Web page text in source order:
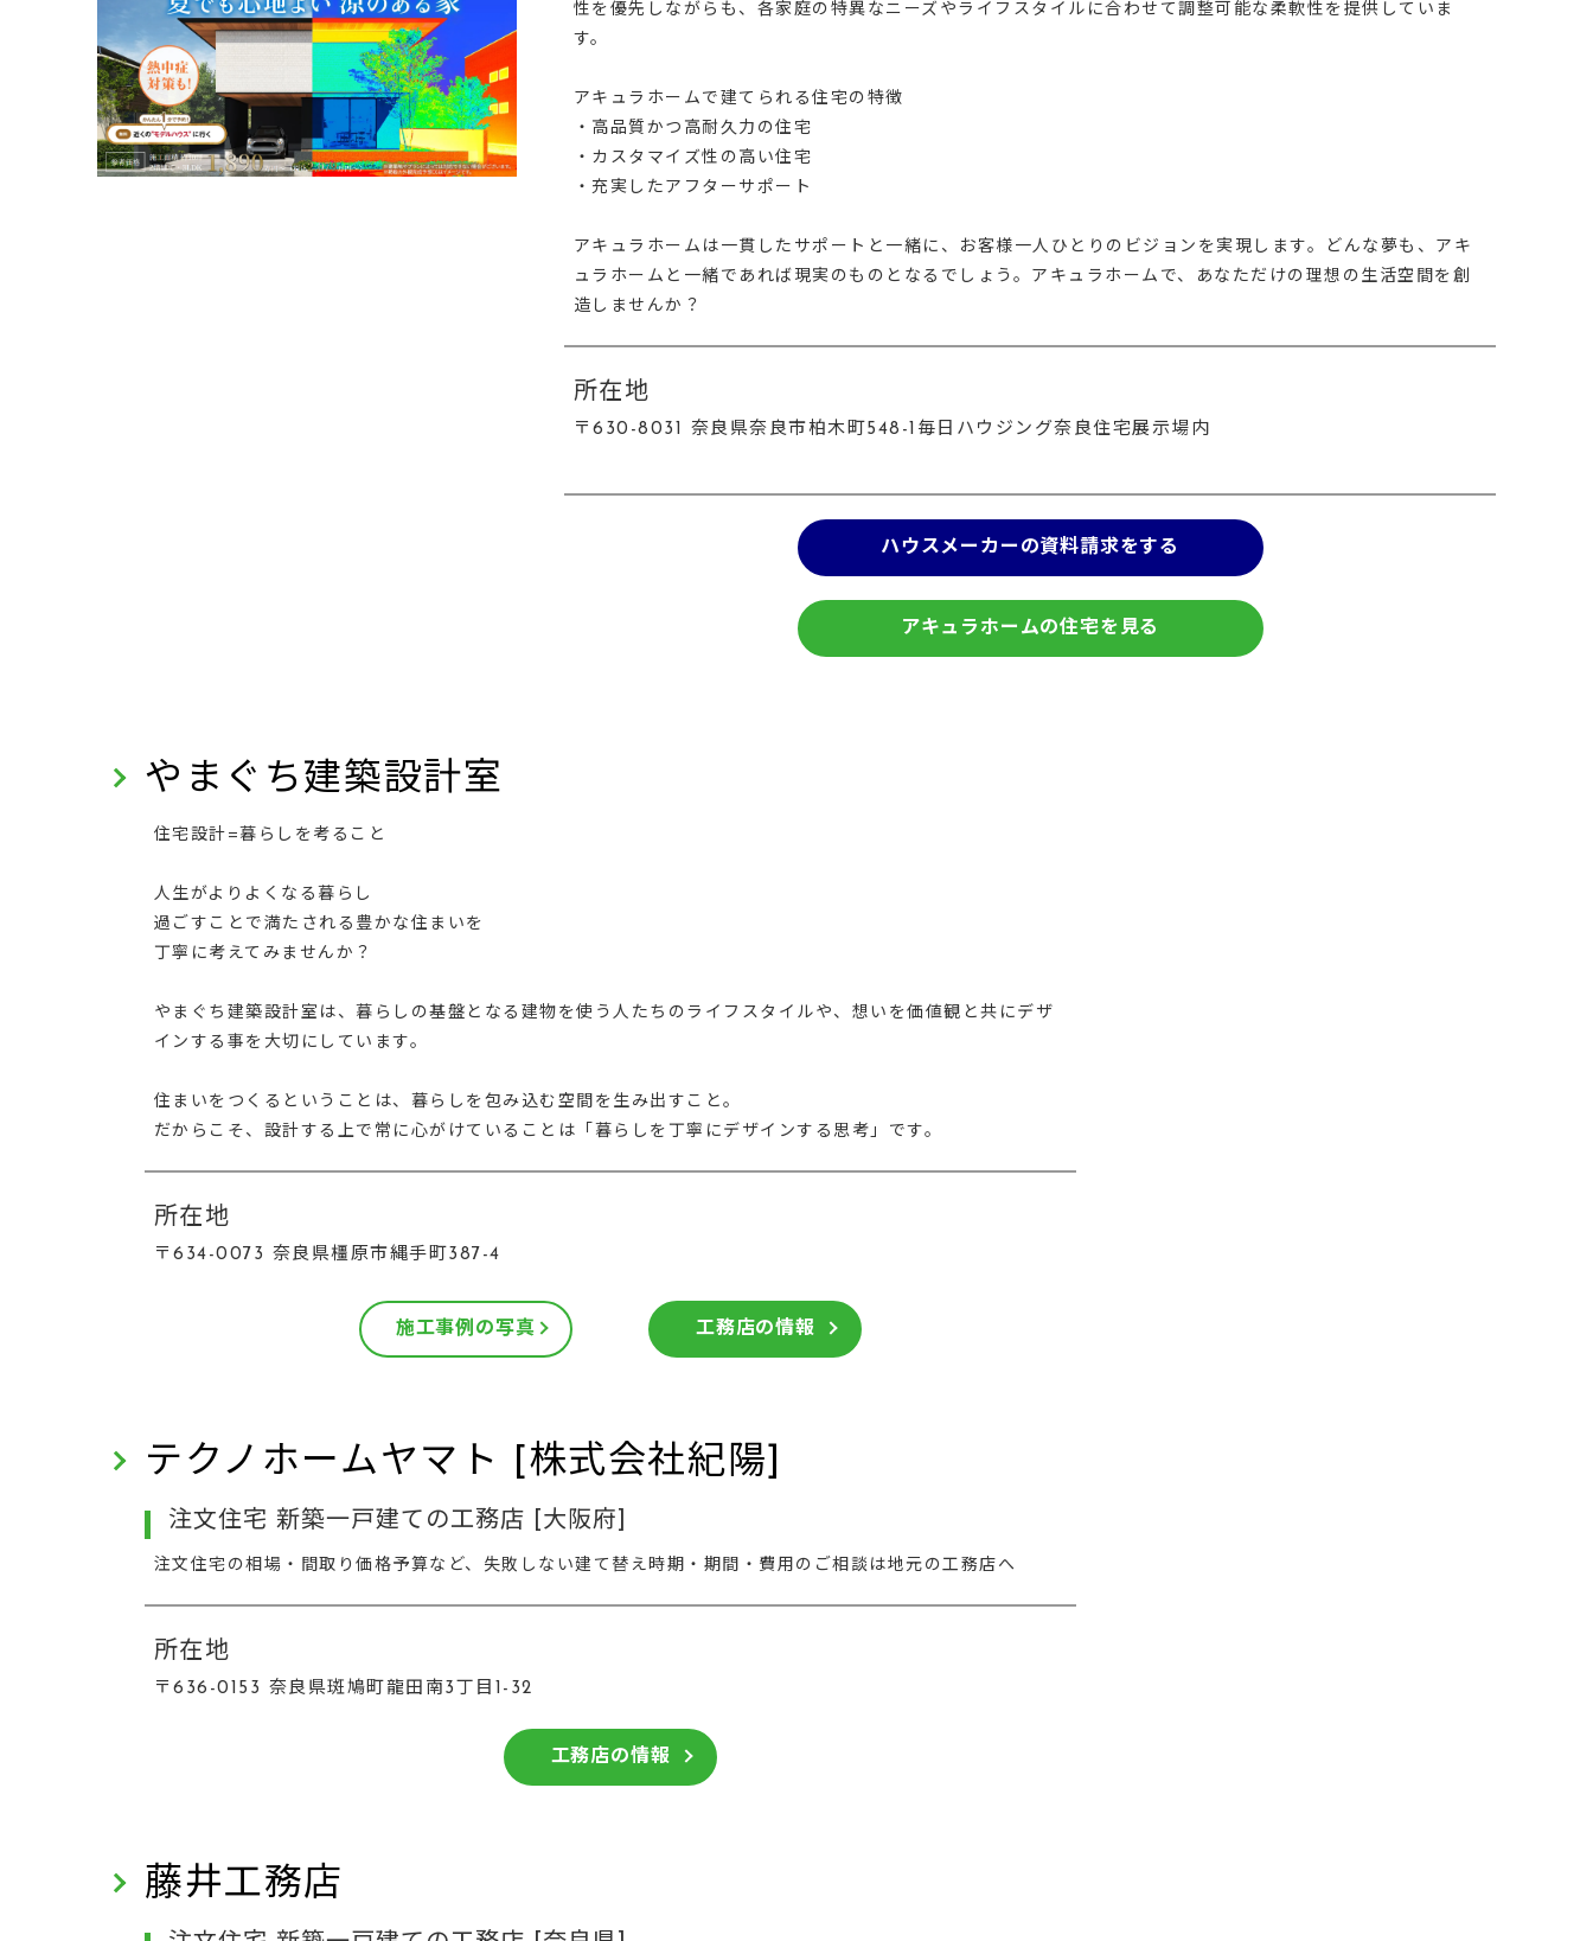
性を優先しながらも、各家庭の特異なニーズやライフスタイルに合わせて調整可能な柔軟性を提供していま
す。
アキュラホームで建てられる住宅の特徴
・高品質かつ高耐久力の住宅
・カスタマイズ性の高い住宅
・充実したアフターサポート
アキュラホームは一貫したサポートと一緒に、お客様一人ひとりのビジョンを実現します。どんな夢も、アキ
ュラホームと一緒であれば現実のものとなるでしょう。アキュラホームで、あなただけの理想の生活空間を創
造しませんか？
所在地
〒630-8031 奈良県奈良市柏木町548-1毎日ハウジング奈良住宅展示場内
ハウスメーカーの資料請求をする
アキュラホームの住宅を見る
やまぐち建築設計室
住宅設計=暮らしを考ること
人生がよりよくなる暮らし
過ごすことで満たされる豊かな住まいを
丁寧に考えてみませんか？
やまぐち建築設計室は、暮らしの基盤となる建物を使う人たちのライフスタイルや、想いを価値観と共にデザ
インする事を大切にしています。
住まいをつくるということは、暮らしを包み込む空間を生み出すこと。
だからこそ、設計する上で常に心がけていることは「暮らしを丁寧にデザインする思考」です。
所在地
〒634-0073 奈良県橿原市縄手町387-4
施工事例の写真 工務店の情報
テクノホームヤマト [株式会社紀陽]
注文住宅 新築一戸建ての工務店 [大阪府]
注文住宅の相場・間取り価格予算など、失敗しない建て替え時期・期間・費用のご相談は地元の工務店へ
所在地
〒636-0153 奈良県斑鳩町龍田南3丁目1-32
工務店の情報
藤井工務店